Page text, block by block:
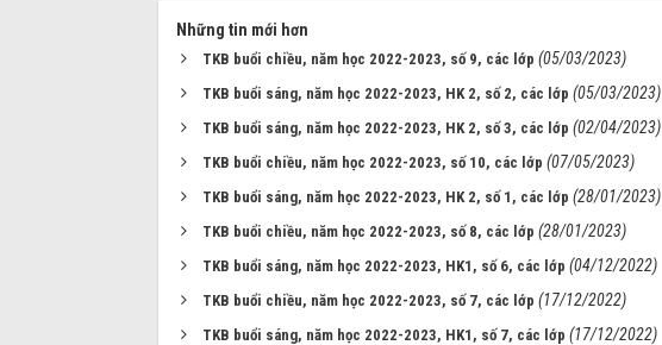
Những tin mới hơn
TKB buổi chiều, năm học 2022-2023, số 9, các lớp (05/03/2023)
TKB buổi sáng, năm học 2022-2023, HK 2, số 2, các lớp (05/03/2023)
TKB buổi sáng, năm học 2022-2023, HK 2, số 3, các lớp (02/04/2023)
TKB buổi chiều, năm học 2022-2023, số 10, các lớp (07/05/2023)
TKB buổi sáng, năm học 2022-2023, HK 2, số 1, các lớp (28/01/2023)
TKB buổi chiều, năm học 2022-2023, số 8, các lớp (28/01/2023)
TKB buổi sáng, năm học 2022-2023, HK1, số 6, các lớp (04/12/2022)
TKB buổi chiều, năm học 2022-2023, số 7, các lớp (17/12/2022)
TKB buổi sáng, năm học 2022-2023, HK1, số 7, các lớp (17/12/2022)